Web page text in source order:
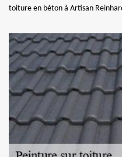
toiture en béton à Artisan